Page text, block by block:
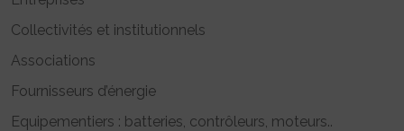
Collectivités et institutionnels
Associations
Fournisseurs d’énergie
Equipementiers : batteries, contrôleurs, moteurs..